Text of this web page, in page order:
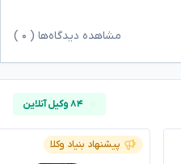
مشاهده دیدگاه‌ها ( ۰
۸۴ وکیل آنلاین
پیشنهاد بنیاد وکلا